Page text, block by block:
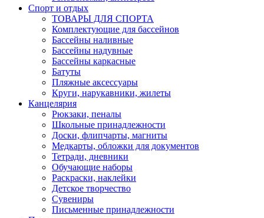
Спорт и отдых
ТОВАРЫ ДЛЯ СПОРТА
Комплектующие для бассейнов
Бассейны наливные
Бассейны надувные
Бассейны каркасные
Батуты
Пляжные аксессуары
Круги, нарукавники, жилеты
Канцелярия
Рюкзаки, пеналы
Школьные принадлежности
Доски, флипчарты, магниты
Медкарты, обложки для документов
Тетради, дневники
Обучающие наборы
Раскраски, наклейки
Детское творчество
Сувениры
Письменные принадлежности